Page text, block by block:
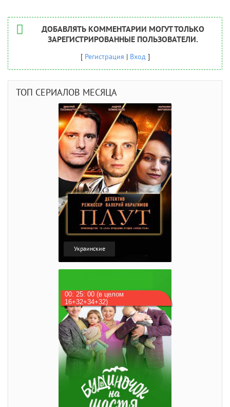
ДОБАВЛЯТЬ КОММЕНТАРИИ МОГУТ ТОЛЬКО
ЗАРЕГИСТРИРОВАННЫЕ ПОЛЬЗОВАТЕЛИ.
[ Регистрация | Вход]
ТОП СЕРИАЛОВ МЕСЯЦА
Украинские
00: 25: 00 (в целом
16+32+34+32)